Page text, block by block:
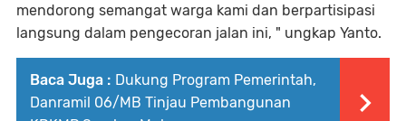
mendorong semangat warga kami dan berpartisipasi
langsung dalam pengecoran jalan ini, " ungkap Yanto.
Baca Juga : Dukung Program Pemerintah,
Danramil 06/MB Tinjau Pembangunan